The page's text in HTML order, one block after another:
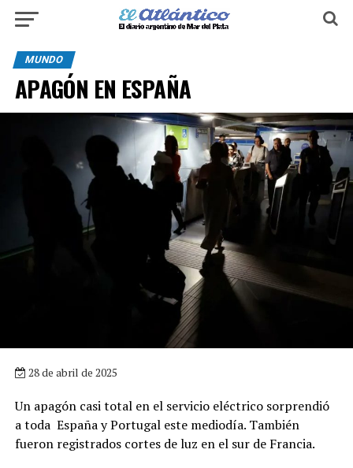
MUNDO
APAGÓN EN ESPAÑA
28 de abril de 2025
Un apagón casi total en el servicio eléctrico sorprendió
a toda España y Portugal este mediodía. También
fueron registrados cortes de luz en el sur de Francia.